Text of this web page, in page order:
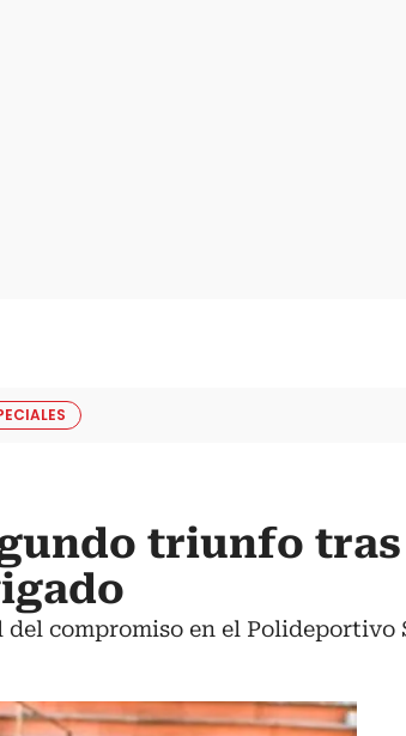
triunfo tras
compromiso en el Polideportivo